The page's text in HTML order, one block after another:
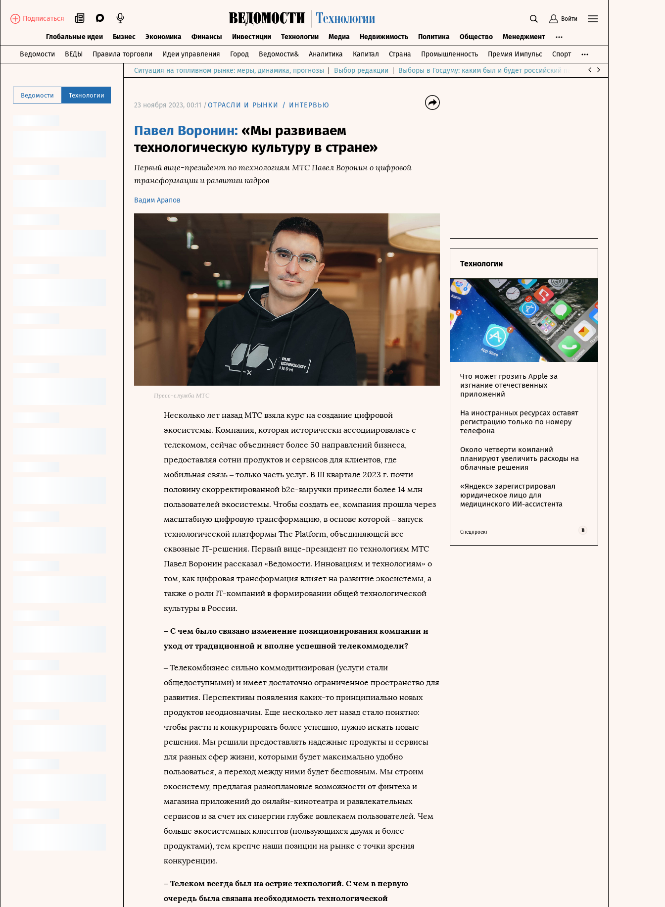
Подписаться Войти
Глобальные идеи Бизнес Экономика Финансы Инвестиции Технологии Медиа Недвижимость Политика Общество Менеджмент
Ведомости ВЕДЫ Правила торговли Идеи управления Город Ведомости& Аналитика Капитал Страна Промышленность Премия Импульс Спорт
Ведомости Технологии
Ситуация на топливном рынке: меры, динамика, прогнозы Выбор редакции Выборы в Госдуму: каким был и будет российский парламент
23 ноября 2023, 00:11 /ОТРАСЛИ И РЫНКИ / ИНТЕРВЬЮ
Павел Воронин: «Мы развиваем
технологическую культуру в стране»
Первый вице-президент по технологиям МТС Павел Воронин о цифровой
трансформации и развитии кадров
Вадим Арапов
Пресс-служба МТС
Несколько лет назад МТС взяла курс на создание цифровой
экосистемы. Компания, которая исторически ассоциировалась с
телекомом, сейчас объединяет более 50 направлений бизнеса,
предоставляя сотни продуктов и сервисов для клиентов, где
мобильная связь – только часть услуг. В III квартале 2023 г. почти
половину скорректированной b2c-выручки принесли более 14 млн
пользователей экосистемы. Чтобы создать ее, компания прошла через
масштабную цифровую трансформацию, в основе которой – запуск
технологической платформы The Platform, объединяющей все
сквозные IТ-решения. Первый вице-президент по технологиям МТС
Павел Воронин рассказал «Ведомости. Инновациям и технологиям» о
том, как цифровая трансформация влияет на развитие экосистемы, а
также о роли IТ-компаний в формировании общей технологической
культуры в России.
– С чем было связано изменение позиционирования компании и
уход от традиционной и вполне успешной телекоммодели?
– Телекомбизнес сильно коммодитизирован (услуги стали
общедоступными) и имеет достаточно ограниченное пространство для
развития. Перспективы появления каких-то принципиально новых
продуктов неоднозначны. Еще несколько лет назад стало понятно:
чтобы расти и конкурировать более успешно, нужно искать новые
решения. Мы решили предоставлять надежные продукты и сервисы
для разных сфер жизни, которыми будет максимально удобно
пользоваться, а переход между ними будет бесшовным. Мы строим
экосистему, предлагая разноплановые возможности от финтеха и
магазина приложений до онлайн-кинотеатра и развлекательных
сервисов и за счет их синергии глубже вовлекаем пользователей. Чем
больше экосистемных клиентов (пользующихся двумя и более
продуктами), тем крепче наши позиции на рынке с точки зрения
конкуренции.
– Телеком всегда был на острие технологий. С чем в первую
очередь была связана необходимость технологической
Технологии
Что может грозить Apple за
изгнание отечественных
приложений
На иностранных ресурсах оставят
регистрацию только по номеру
телефона
Около четверти компаний
планируют увеличить расходы на
облачные решения
«Яндекс» зарегистрировал
юридическое лицо для
медицинского ИИ-ассистента
Спецпроект